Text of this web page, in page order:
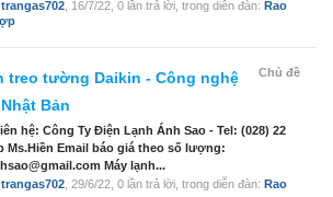
trangas702 16/7/22 , 0 lần trả lời, trong diễn đàn: Rao
Chủ đề
treo tường Daikin - Công nghệ
Bản
hệ: Công Ty Điện Lạnh Ánh Sao - Tel: (028) 22
Ms.Hiền Email báo giá theo số lượng:
Máy lạnh...
trangas702 29/6/22 , 0 lần trả lời, trong diễn đàn: Rao